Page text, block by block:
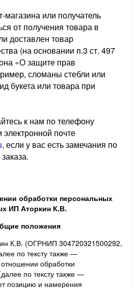
магазина или получатель
от получения товара в
доставлен товар
(на основании п.3 ст. 497
«О защите прав
сломаны стебли или
букета или товара при
к нам по телефону
электронной почте
, если у вас есть замечания по
обработки персональных
ИП Аторкин К.В.
положения
К.В. (ОГРНИП 304720321500292,
по тексту также —
обработки
по тексту также —
позицию и намерения